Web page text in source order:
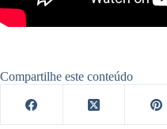
Compartilhe este conteúdo